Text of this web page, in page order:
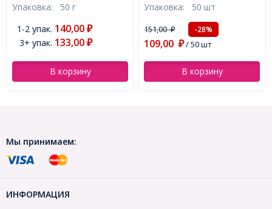
полосой TSL, Золотой,
Упаковка: 50 г
1-2 упак. 140,00 ₽
3+ упак. 133,00 ₽
В корзину
Отверстие 2.5мм,
(УТ0027700)
Упаковка: 50 шт
151,00₽ -28%
109,00 ₽/ 50 шт
В корзину
Мы принимаем:
ИНФОРМАЦИЯ